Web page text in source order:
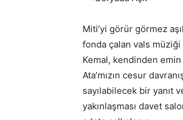
Miti’yi görür görmez
fonda çalan vals müziği
Kemal, kendinden
Ata’mızın cesur
sayılabilecek bir yanıt
yakınlaşması davet